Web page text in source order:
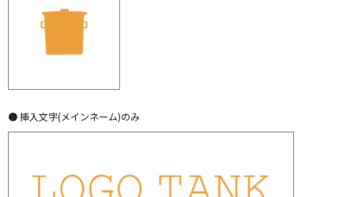
● 挿入文字(メインネーム)のみ